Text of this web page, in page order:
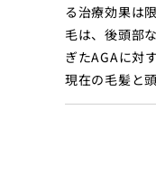
る治療効果は
毛は、後頭部
ぎたAGAに対
現在の毛髪と